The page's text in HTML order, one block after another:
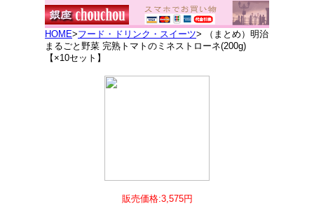
HOME>フード・ドリンク・スイーツ> （まとめ）明治
まるごと野菜 完熟トマトのミネストローネ(200g)
【×10セット】
販売価格:3,575円